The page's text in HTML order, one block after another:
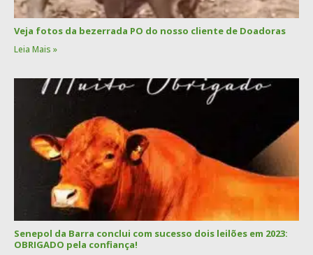
Veja fotos da bezerrada PO do nosso cliente de Doadoras
Leia Mais »
Senepol da Barra conclui com sucesso dois leilões em 2023:
OBRIGADO pela confiança!